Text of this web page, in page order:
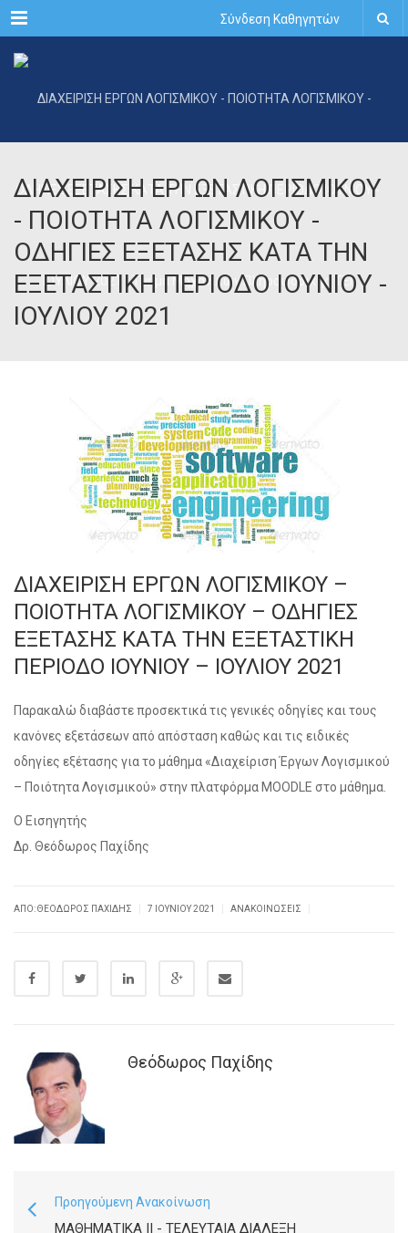
Menu Σύνδεση Καθηγητών
ΔΙΑΧΕΙΡΙΣΗ ΕΡΓΩΝ ΛΟΓΙΣΜΙΚΟΥ
- ΠΟΙΟΤΗΤΑ ΛΟΓΙΣΜΙΚΟΥ -
ΟΔΗΓΙΕΣ ΕΞΕΤΑΣΗΣ ΚΑΤΑ ΤΗΝ
ΕΞΕΤΑΣΤΙΚΗ ΠΕΡΙΟΔΟ ΙΟΥΝΙΟΥ -
ΙΟΥΛΙΟΥ 2021
ΔΙΑΧΕΙΡΙΣΗ ΕΡΓΩΝ ΛΟΓΙΣΜΙΚΟΥ –
ΠΟΙΟΤΗΤΑ ΛΟΓΙΣΜΙΚΟΥ – ΟΔΗΓΙΕΣ
ΕΞΕΤΑΣΗΣ ΚΑΤΑ ΤΗΝ ΕΞΕΤΑΣΤΙΚΗ
ΠΕΡΙΟΔΟ ΙΟΥΝΙΟΥ – ΙΟΥΛΙΟΥ 2021
Παρακαλώ διαβάστε προσεκτικά τις γενικές οδηγίες και τους
κανόνες εξετάσεων από απόσταση καθώς και τις ειδικές
οδηγίες εξέτασης για το μάθημα «Διαχείριση Έργων Λογισμικού
– Ποιότητα Λογισμικού» στην πλατφόρμα MOODLE στο μάθημα.
Ο Εισηγητής
Δρ. Θεόδωρος Παχίδης
ΑΠΌ:ΘΕΌΔΩΡΟΣ ΠΑΧΊΔΗΣ 7 ΙΟΥΝΊΟΥ 2021 ΑΝΑΚΟΙΝΏΣΕΙΣ
Θεόδωρος Παχίδης
Προηγούμενη Ανακοίνωση
ΜΑΘΗΜΑΤΙΚΆ ΙΙ - ΤΕΛΕΥΤΑΊΑ ΔΙΆΛΕΞΗ